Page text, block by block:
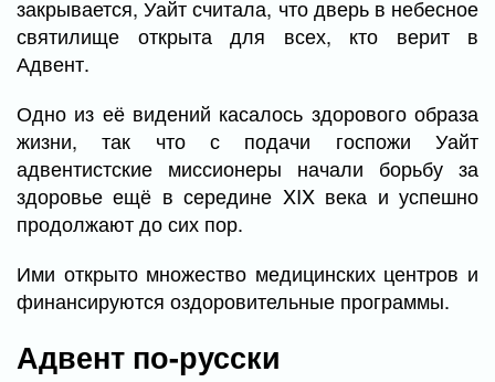
закрывается, Уайт считала, что дверь в небесное
святилище открыта для всех, кто верит в
Адвент.
Одно из её видений касалось здорового образа
жизни, так что с подачи госпожи Уайт
адвентистские миссионеры начали борьбу за
здоровье ещё в середине XIX века и успешно
продолжают до сих пор.
Ими открыто множество медицинских центров и
финансируются оздоровительные программы.
Адвент по-русски